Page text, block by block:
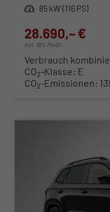
Leistung 85 kW (116 PS)
28.690,– €
incl. 19% MwSt.
Verbrauch
CO2-Klasse: E
CO2-Emissionen: